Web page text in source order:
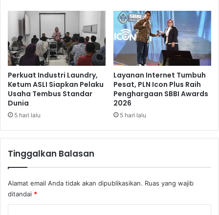
M
i
p
u
l
a
s
H
a
d
P
a
s
m
h
a
n
Perkuat Industri Laundry,
Ketum ASLI Siapkan Pelaku
Usaha Tembus Standar
Dunia
5 hari lalu
Layanan Internet Tumbuh
Pesat, PLN Icon Plus Raih
Penghargaan SBBI Awards
2026
5 hari lalu
Tinggalkan Balasan
Alamat email Anda tidak akan dipublikasikan. Ruas yang wajib
ditandai *